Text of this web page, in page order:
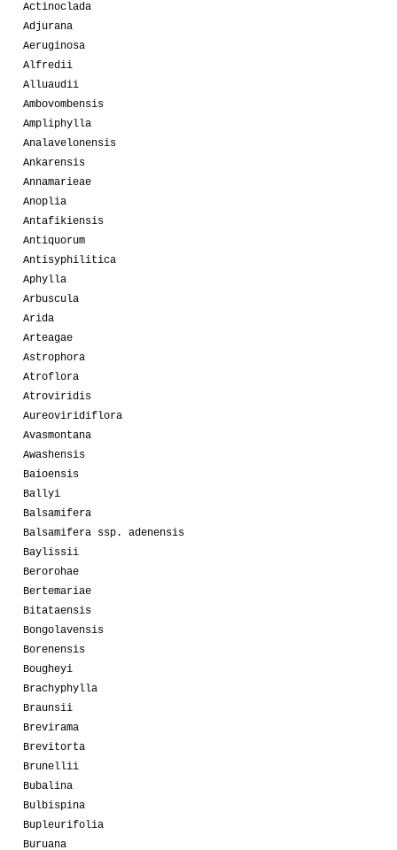
Actinoclada
Adjurana
Aeruginosa
Alfredii
Alluaudii
Ambovombensis
Ampliphylla
Analavelonensis
Ankarensis
Annamarieae
Anoplia
Antafikiensis
Antiquorum
Antisyphilitica
Aphylla
Arbuscula
Arida
Arteagae
Astrophora
Atroflora
Atroviridis
Aureoviridiflora
Avasmontana
Awashensis
Baioensis
Ballyi
Balsamifera
Balsamifera ssp. adenensis
Baylissii
Berorohae
Bertemariae
Bitataensis
Bongolavensis
Borenensis
Bougheyi
Brachyphylla
Braunsii
Brevirama
Brevitorta
Brunellii
Bubalina
Bulbispina
Bupleurifolia
Buruana